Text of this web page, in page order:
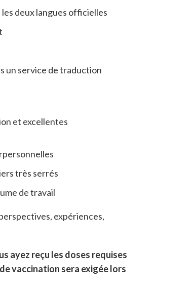
deux langues officielles
un service de traduction
et excellentes
très serrés
de travail
expériences,
ayez reçu les doses requises
vaccination sera exigée lors